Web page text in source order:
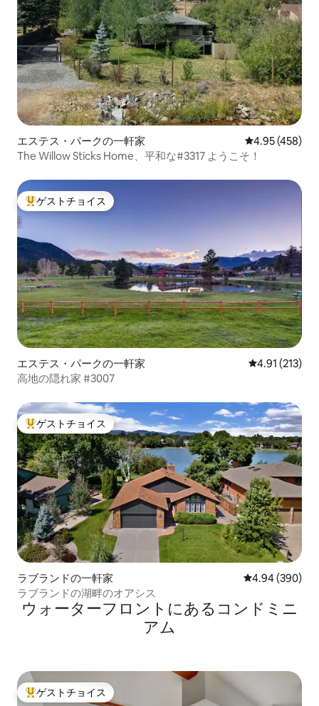
エステス・パークの一軒家 レビュー458
4.95 (458)
The Willow Sticks Home、平和な#3317 ようこそ！
大好評のゲストチョイスです。
ゲストチョイス
エステス・パークの一軒家 レビュー213
4.91 (213)
高地の隠れ家 #3007
大好評のゲストチョイスです。
ゲストチョイス
ラブランドの一軒家 レビュー390
4.94 (390)
ラブランドの湖畔のオアシス
ウォーターフロントにあるコンドミニ
アム
大好評のゲストチョイスです。
ゲストチョイス